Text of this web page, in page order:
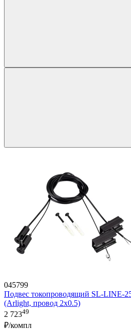
045799
Подвес токопроводящий SL-LINE-
(Arlight, провод 2x0.5)
2 72349
₽/компл